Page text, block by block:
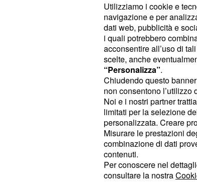
Previsioni
segni zodiacali
(12° in classifica) -In
una spinta in più, magari
quotidiane. È piuttosto
fase di down totale, ma si
La vita è costellata di alti e
altri si scende, ma quello
Cercate di non fasciarvi la
riponete fiducia nel domani.
Utilizziamo i cookie e
navigazione e per
dati web, pubblicità e
i quali potrebbero
acconsentire all’uso di
scelte, anche
“Personalizza”.
Chiudendo questo
non consentono
Noi e i nostri partner
limitati per la selezione
personalizzata. Creare
Misurare le prestazioni
combinazione di dati
contenuti.
Per conoscere nel
consultare la nostra